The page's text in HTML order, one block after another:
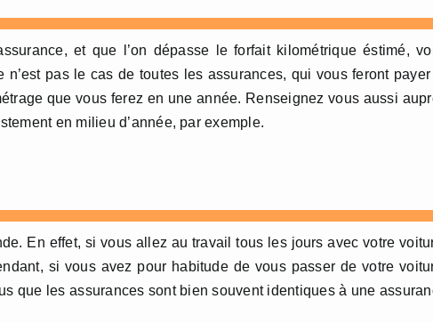
et que l’on dépasse le forfait kilométrique éstimé,
n’est pas le cas de toutes les assurances, qui vous feront
que vous ferez en une année. Renseignez vous aussi
en milieu d’année, par exemple.
En effet, si vous allez au travail tous les jours avec votre
si vous avez pour habitude de vous passer de votre
que les assurances sont bien souvent identiques à une